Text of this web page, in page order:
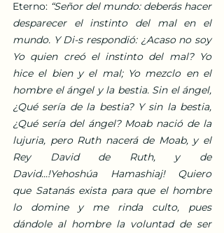
Eterno: “Señor del mundo: deberás hacer
desparecer el instinto del mal en el
mundo. Y Di-s respondió: ¿Acaso no soy
Yo quien creó el instinto del mal? Yo
hice el bien y el mal; Yo mezclo en el
hombre el ángel y la bestia. Sin el ángel,
¿Qué sería de la bestia? Y sin la bestia,
¿Qué sería del ángel? Moab nació de la
lujuria, pero Ruth nacerá de Moab, y el
Rey David de Ruth, y de
David...!Yehoshúa Hamashiaj! Quiero
que Satanás exista para que el hombre
lo domine y me rinda culto, pues
dándole al hombre la voluntad de ser